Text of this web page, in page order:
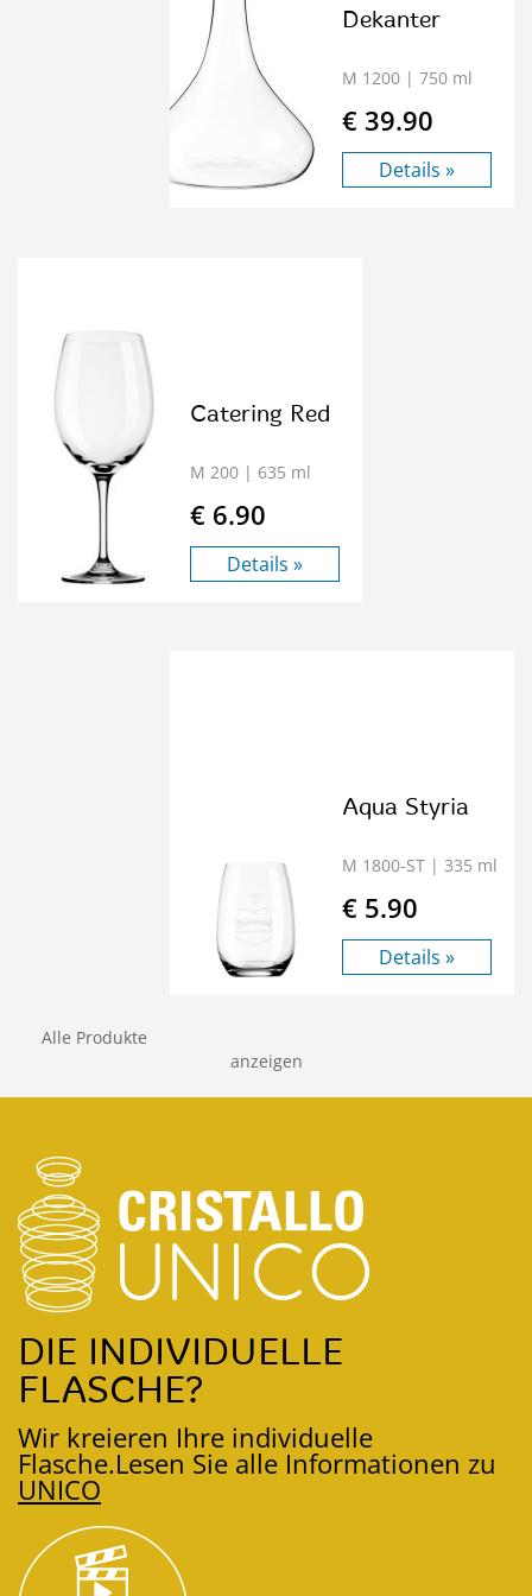
Dekanter
M 1200 | 750 ml
€ 39.90
Details »
Catering Red
M 200 | 635 ml
€ 6.90
Details »
Aqua Styria
M 1800-ST | 335 ml
€ 5.90
Details »
Alle Produkte
anzeigen
DIE INDIVIDUELLE
FLASCHE?
Wir kreieren Ihre individuelle
Flasche.Lesen Sie alle Informationen zu
UNICO